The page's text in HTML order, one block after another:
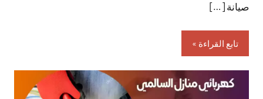
صيانة […]
تابع القراءة